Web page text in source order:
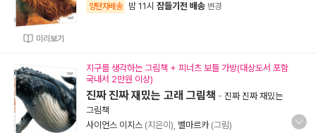
미리보기
양탄자배송 밤 11시 잠들기전 배송 변경
지구를 생각하는 그림책 + 피너츠 보틀 가방(대상도서 포함
국내서 2만원 이상)
진짜 진짜 재밌는 고래 그림책 - 진짜 진짜 재밌는
그림책
사이언스 이지스 (지은이), 벨마르카(그림)